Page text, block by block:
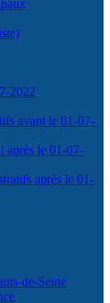
2022
avant le 01-07-
après le 01-07-
après le 01-
de-Seine